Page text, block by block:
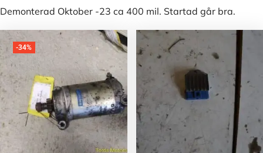
Demonterad Oktober -23 ca 400 mil. Startad går bra.
-34%